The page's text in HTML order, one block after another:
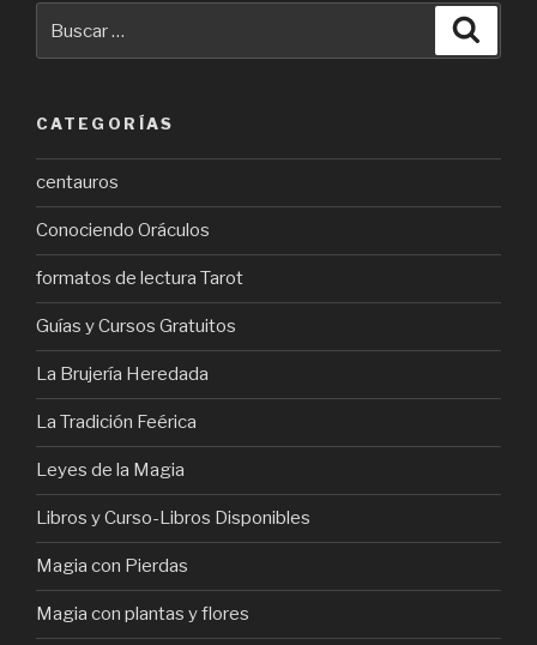
CATEGORÍAS
centauros
Conociendo Oráculos
formatos de lectura Tarot
Guías y Cursos Gratuitos
La Brujería Heredada
La Tradición Feérica
Leyes de la Magia
Libros y Curso-Libros Disponibles
Magia con Pierdas
Magia con plantas y flores